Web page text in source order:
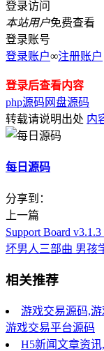
登录访问
本站用户免费查看
登录账号
登录账户∞注册账户
登录后查看内容
php源码 网盘源码
转载请说明出处 内
每日源码
分享到：
上一篇
Support Board
坏男人三部曲 男孩
相关推荐
游戏交易源码,
游戏交易平台源码
H5新闻文章资讯